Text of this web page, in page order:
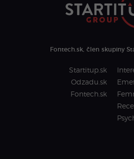
Fontech.sk, člen skupiny
Startitup.sk
Odzadu.sk
Fontech.sk